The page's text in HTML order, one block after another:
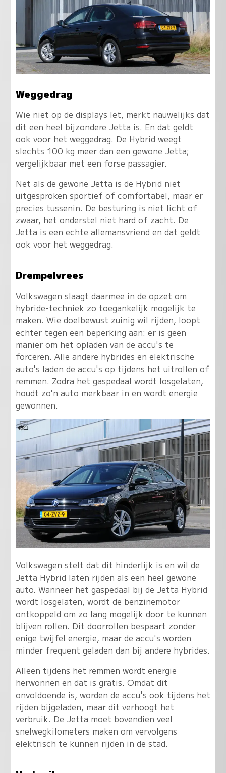
Weggedrag
Wie niet op de displays let, merkt nauwelijks dat
dit een heel bijzondere Jetta is. En dat geldt
ook voor het weggedrag. De Hybrid weegt
slechts 100 kg meer dan een gewone Jetta;
vergelijkbaar met een forse passagier.
Net als de gewone Jetta is de Hybrid niet
uitgesproken sportief of comfortabel, maar er
precies tussenin. De besturing is niet licht of
zwaar, het onderstel niet hard of zacht. De
Jetta is een echte allemansvriend en dat geldt
ook voor het weggedrag.
Drempelvrees
Volkswagen slaagt daarmee in de opzet om
hybride-techniek zo toegankelijk mogelijk te
maken. Wie doelbewust zuinig wil rijden, loopt
echter tegen een beperking aan: er is geen
manier om het opladen van de accu's te
forceren. Alle andere hybrides en elektrische
auto's laden de accu's op tijdens het uitrollen of
remmen. Zodra het gaspedaal wordt losgelaten,
houdt zo'n auto merkbaar in en wordt energie
gewonnen.
Volkswagen stelt dat dit hinderlijk is en wil de
Jetta Hybrid laten rijden als een heel gewone
auto. Wanneer het gaspedaal bij de Jetta Hybrid
wordt losgelaten, wordt de benzinemotor
ontkoppeld om zo lang mogelijk door te kunnen
blijven rollen. Dit doorrollen bespaart zonder
enige twijfel energie, maar de accu's worden
minder frequent geladen dan bij andere hybrides.
Alleen tijdens het remmen wordt energie
herwonnen en dat is gratis. Omdat dit
onvoldoende is, worden de accu's ook tijdens het
rijden bijgeladen, maar dit verhoogt het
verbruik. De Jetta moet bovendien veel
snelwegkilometers maken om vervolgens
elektrisch te kunnen rijden in de stad.